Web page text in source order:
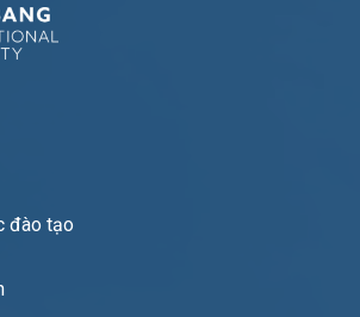
đào tạo